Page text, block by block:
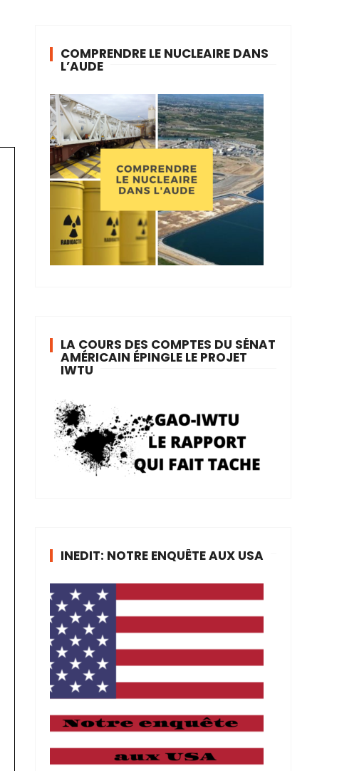
COMPRENDRE LE NUCLEAIRE DANS
L’AUDE
LA COURS DES COMPTES DU SÉNAT
AMÉRICAIN ÉPINGLE LE PROJET
IWTU
INEDIT: NOTRE ENQUÊTE AUX USA